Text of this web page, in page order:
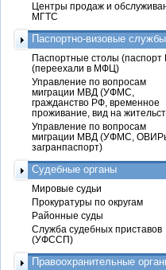
Центры продаж и
МГТС
Паспортно-визовые службы
Паспортные столы (паспорт
(переехали в МФЦ)
Управление по вопросам
миграции МВД (УФМС,
гражданство РФ, временное
проживание, вид на
Управление по вопросам
миграции МВД (УФМС,
загранпаспорт)
Судебные органы
Мировые судьи
Прокуратуры по округам
Районные суды
Служба судебных приставов
(УФССП)
Правоохранительные